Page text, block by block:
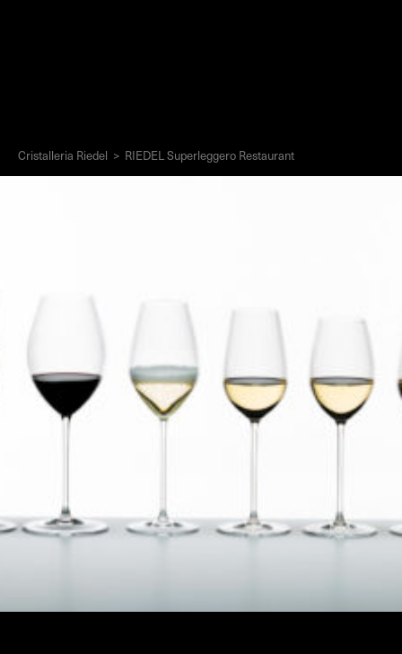
Cristalleria Riedel > RIEDEL Superleggero Restaurant